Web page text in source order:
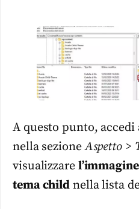
A questo punto, accedi
nella sezioneAspetto >
visualizzare
tema child nella lista